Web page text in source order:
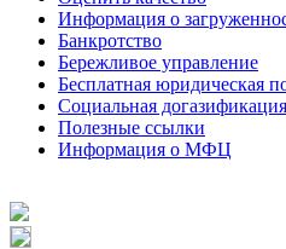
Информация о
Банкротство
Бережливое управление
Бесплатная юридическая
Социальная догазификация
Полезные ссылки
Информация о МФЦ